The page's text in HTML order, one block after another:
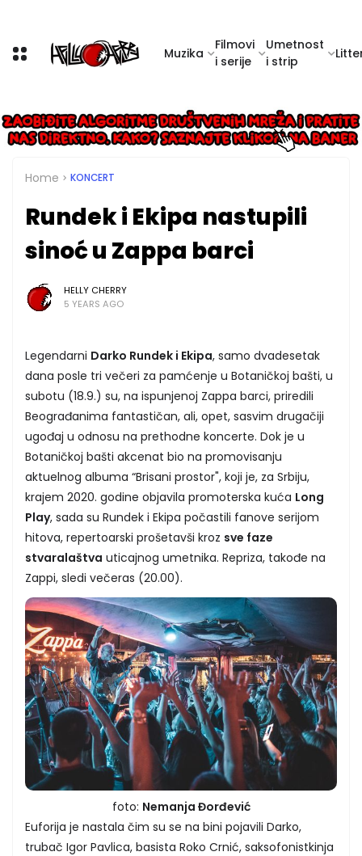
Muzika
Filmovi
i serije
Umetnost
i strip
Home KONCERT
Rundek i Ekipa nastupili
sinoć u Zappa barci
HELLY CHERRY
5 YEARS AGO
Legendarni Darko Rundek i Ekipa, samo dvadesetak
dana posle tri večeri za pamćenje u Botaničkoj bašti, u
subotu (18.9.) su, na ispunjenoj Zappa barci, priredili
Beograđanima fantastičan, ali, opet, sasvim drugačiji
ugođaj u odnosu na prethodne koncerte. Dok je u
Botaničkoj bašti akcenat bio na promovisanju
aktuelnog albuma “Brisani prostor", koji je, za Srbiju,
krajem 2020. godine objavila promoterska kuća Long
Play, sada su Rundek i Ekipa počastili fanove serijom
hitova, repertoarski prošetavši kroz sve faze
stvaralaštva uticajnog umetnika. Repriza, takođe na
Zappi, sledi večeras (20.00).
foto: Nemanja Đorđević
Euforija je nastala čim su se na bini pojavili Darko,
trubač Igor Pavlica, basista Roko Crnić, saksofonistkinja